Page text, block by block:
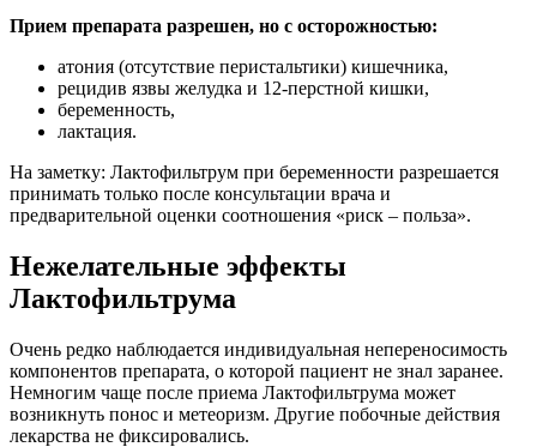
Прием препарата разрешен, но с осторожностью:
атония (отсутствие перистальтики) кишечника,
рецидив язвы желудка и 12-перстной кишки,
беременность,
лактация.
На заметку: Лактофильтрум при беременности разрешается
принимать только после консультации врача и
предварительной оценки соотношения «риск – польза».
Нежелательные эффекты
Лактофильтрума
Очень редко наблюдается индивидуальная непереносимость
компонентов препарата, о которой пациент не знал заранее.
Немногим чаще после приема Лактофильтрума может
возникнуть понос и метеоризм. Другие побочные действия
лекарства не фиксировались.